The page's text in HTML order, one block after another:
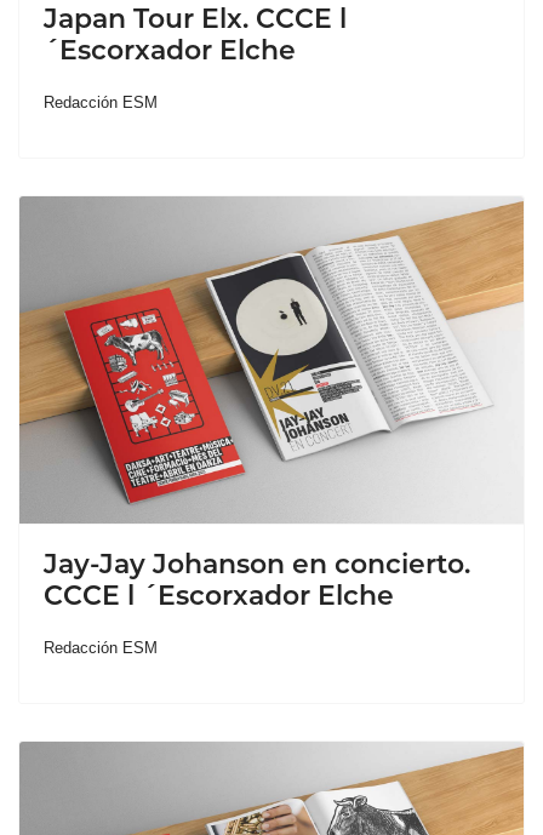
Japan Tour Elx. CCCE l
´Escorxador Elche
Redacción ESM
Jay-Jay Johanson en concierto.
CCCE l ´Escorxador Elche
Redacción ESM